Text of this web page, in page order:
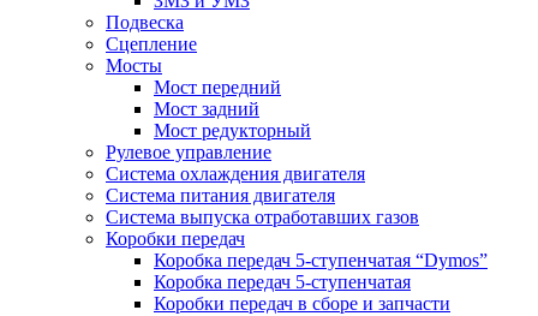
Подвеска
Сцепление
Мосты
Мост передний
Мост задний
Мост редукторный
Рулевое управление
Система охлаждения двигателя
Система питания двигателя
Система выпуска отработавших газов
Коробки передач
Коробка передач 5-ступенчатая “Dymos”
Коробка передач 5-ступенчатая
Коробки передач в сборе и запчасти